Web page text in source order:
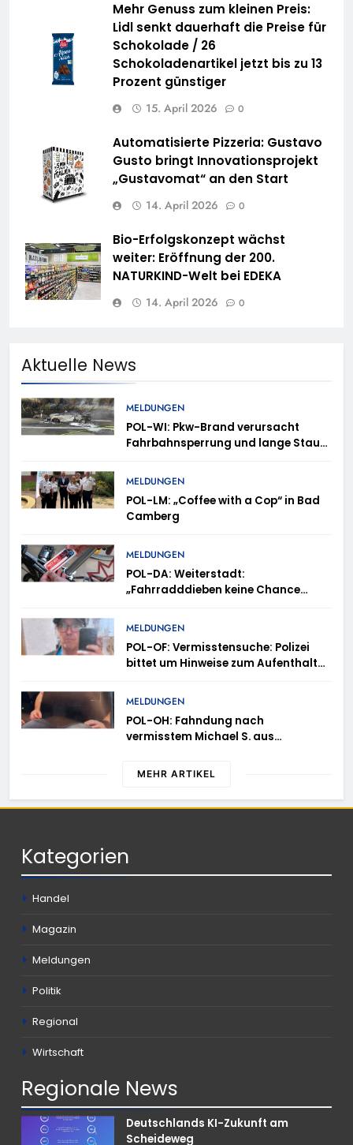
Mehr Genuss zum kleinen Preis:
Lidl senkt dauerhaft die Preise für
Schokolade / 26
Schokoladenartikel jetzt bis zu 13
Prozent günstiger
15. April 2026 0
Automatisierte Pizzeria: Gustavo
Gusto bringt Innovationsprojekt
„Gustavomat“ an den Start
14. April 2026 0
Bio-Erfolgskonzept wächst
weiter: Eröffnung der 200.
NATURKIND-Welt bei EDEKA
14. April 2026 0
Aktuelle News
MELDUNGEN
POL-WI: Pkw-Brand verursacht
Fahrbahnsperrung und lange Staus
MELDUNGEN
POL-LM: „Coffee with a Cop“ in Bad
Camberg
MELDUNGEN
POL-DA: Weiterstadt:
„Fahrradddieben keine Chance
Anmeldung erforderlich
MELDUNGEN
POL-OF: Vermisstensuche: Polizei
bittet um Hinweise zum Aufenthalt
MELDUNGEN
POL-OH: Fahndung nach
vermisstem Michael S. aus
MEHR ARTIKEL
Kategorien
Handel
Magazin
Meldungen
Politik
Regional
Wirtschaft
Regionale News
Deutschlands KI-Zukunft am
Scheideweg